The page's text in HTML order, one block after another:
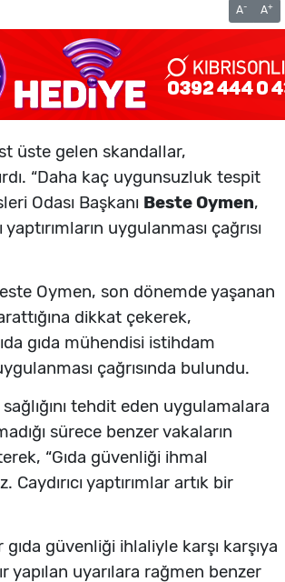
A- A+
üste gelen skandallar,
“Daha kaç uygunsuzluk tespit
Odası Başkanı Beste Oymen,
uygulanması çağrısı
Oymen, son dönemde yaşanan
dikkat çekerek,
gıda mühendisi istihdam
çağrısında bulundu.
tehdit eden uygulamalara
sürece benzer vakaların
“Gıda güvenliği ihmal
yaptırımlar artık bir
güvenliği ihlaliyle karşı karşıya
yapılan uyarılara rağmen benzer